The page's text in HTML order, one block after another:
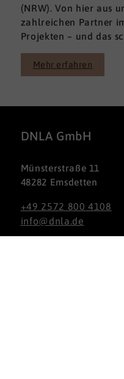
(NRW). Von hier aus
zahlreichen Partner
Projekten – und das
Mehr erfahren
DNLA GmbH
Münsterstraße 11
48282 Emsdetten
+49 2572 800 4108
info@dnla.de